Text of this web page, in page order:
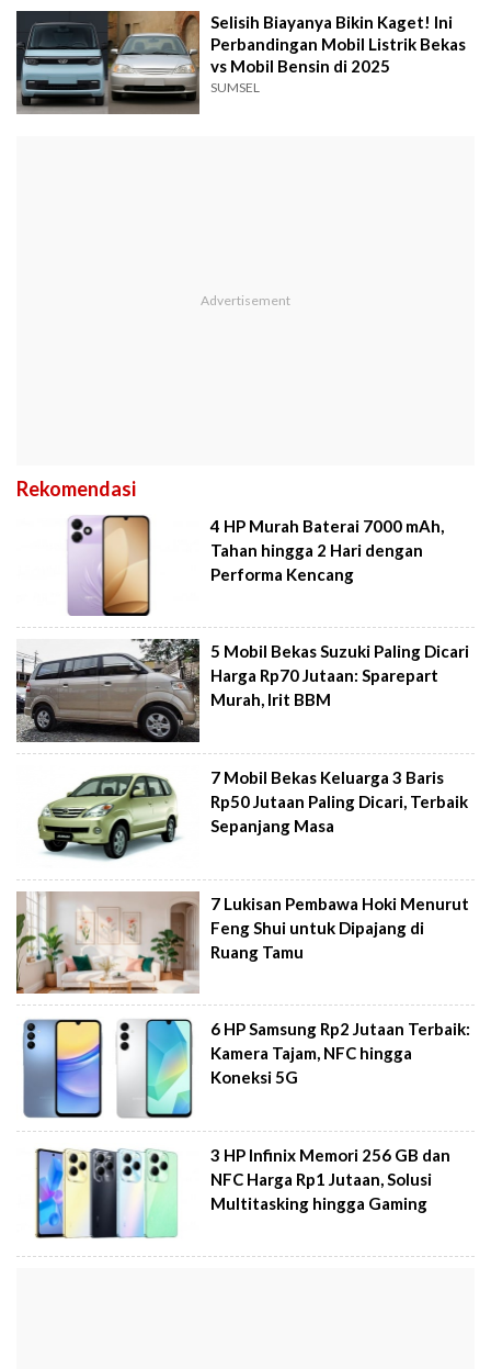
Selisih Biayanya Bikin Kaget! Ini
Perbandingan Mobil Listrik Bekas
vs Mobil Bensin di 2025
SUMSEL
Rekomendasi
4 HP Murah Baterai 7000 mAh,
Tahan hingga 2 Hari dengan
Performa Kencang
5 Mobil Bekas Suzuki Paling Dicari
Harga Rp70 Jutaan: Sparepart
Murah, Irit BBM
7 Mobil Bekas Keluarga 3 Baris
Rp50 Jutaan Paling Dicari, Terbaik
Sepanjang Masa
7 Lukisan Pembawa Hoki Menurut
Feng Shui untuk Dipajang di
Ruang Tamu
6 HP Samsung Rp2 Jutaan Terbaik:
Kamera Tajam, NFC hingga
Koneksi 5G
3 HP Infinix Memori 256 GB dan
NFC Harga Rp1 Jutaan, Solusi
Multitasking hingga Gaming